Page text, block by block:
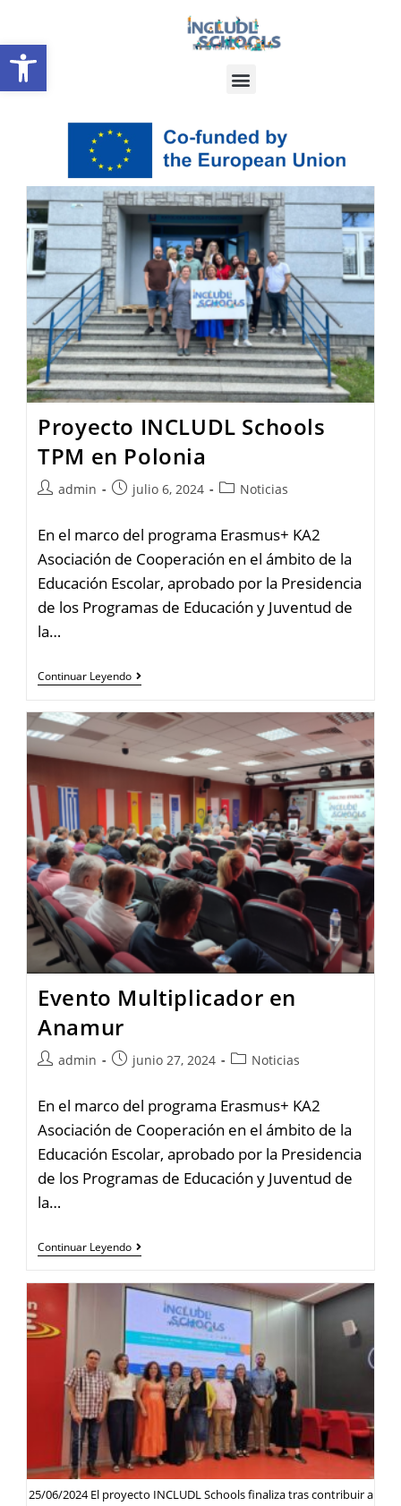
Abrir barra de herramientas
NOTICIAS
Proyecto INCLUDL Schools
TPM en Polonia
admin julio 6, 2024 Noticias
En el marco del programa Erasmus+ KA2
Asociación de Cooperación en el ámbito de la
Educación Escolar, aprobado por la Presidencia
de los Programas de Educación y Juventud de
la…
Continuar Leyendo
Evento Multiplicador en
Anamur
admin junio 27, 2024 Noticias
En el marco del programa Erasmus+ KA2
Asociación de Cooperación en el ámbito de la
Educación Escolar, aprobado por la Presidencia
de los Programas de Educación y Juventud de
la…
Continuar Leyendo
25/06/2024 El proyecto INCLUDL Schools finaliza tras contribuir a